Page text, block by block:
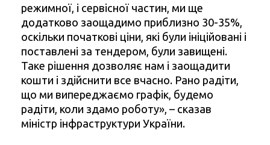
режимної, і сервісної частин, ми ще
додатково заощадимо приблизно 30-35%,
оскільки початкові ціни, які були ініційовані і
поставлені за тендером, були завищені.
Таке рішення дозволяє нам і заощадити
кошти і здійснити все вчасно. Рано радіти,
що ми випереджаємо графік, будемо
радіти, коли здамо роботу», – сказав
міністр інфраструктури України.